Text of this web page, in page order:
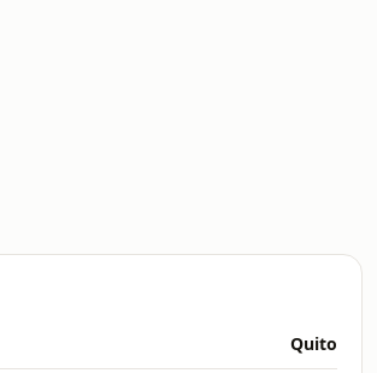
Quito